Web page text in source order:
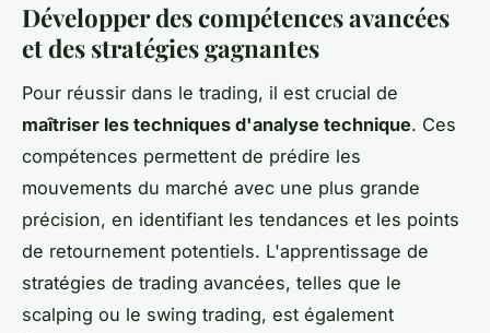
Développer des compétences avancées
et des stratégies gagnantes
Pour réussir dans le trading, il est crucial de
maîtriser les techniques d'analyse technique. Ces
compétences permettent de prédire les
mouvements du marché avec une plus grande
précision, en identifiant les tendances et les points
de retournement potentiels. L'apprentissage de
stratégies de trading avancées, telles que le
scalping ou le swing trading, est également